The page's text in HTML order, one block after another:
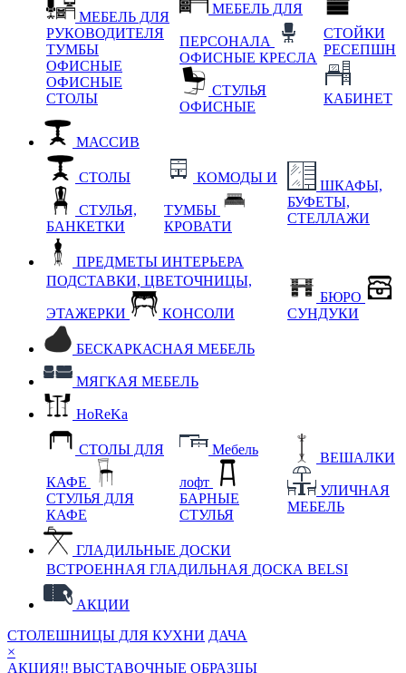
МЕБЕЛЬ ДЛЯ
РУКОВОДИТЕЛЯ
ТУМБЫ
ОФИСНЫЕ
ОФИСНЫЕ
СТОЛЫ
МЕБЕЛЬ ДЛЯ
ПЕРСОНАЛА
ОФИСНЫЕ КРЕСЛА
СТУЛЬЯ
ОФИСНЫЕ
СТОЙКИ
РЕСЕПШН
КАБИНЕТ
МАССИВ
СТОЛЫ
СТУЛЬЯ,
БАНКЕТКИ
КОМОДЫ И
ТУМБЫ
КРОВАТИ
ШКАФЫ,
БУФЕТЫ,
СТЕЛЛАЖИ
ПРЕДМЕТЫ ИНТЕРЬЕРА
ПОДСТАВКИ, ЦВЕТОЧНИЦЫ,
ЭТАЖЕРКИ КОНСОЛИ
БЮРО
СУНДУКИ
БЕСКАРКАСНАЯ МЕБЕЛЬ
МЯГКАЯ МЕБЕЛЬ
HoReKa
СТОЛЫ ДЛЯ
КАФЕ
СТУЛЬЯ ДЛЯ
КАФЕ
Мебель
лофт
БАРНЫЕ
СТУЛЬЯ
ВЕШАЛКИ
УЛИЧНАЯ
МЕБЕЛЬ
ГЛАДИЛЬНЫЕ ДОСКИ
ВСТРОЕННАЯ ГЛАДИЛЬНАЯ ДОСКА BELSI
АКЦИИ
СТОЛЕШНИЦЫ ДЛЯ КУХНИ ДАЧА
×
АКЦИЯ!! ВЫСТАВОЧНЫЕ ОБРАЗЦЫ